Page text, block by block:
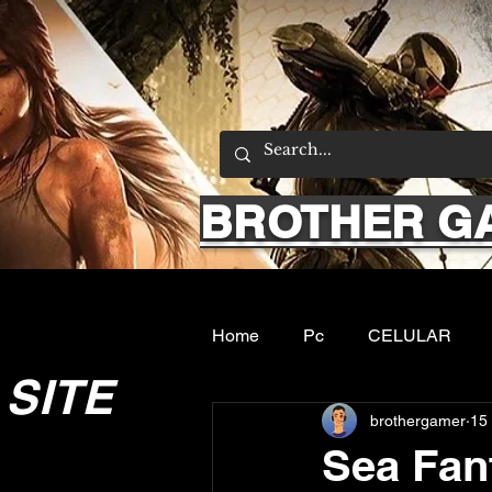
BROTHER
Home Pc CELULAR
Emuladores Sobre nos
Sea
brothergamer 15